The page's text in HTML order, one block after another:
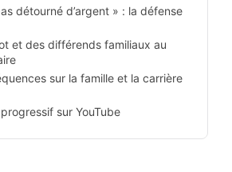
détourné d’argent » : la défense
et des différends familiaux au
sur la famille et la carrière
sur YouTube